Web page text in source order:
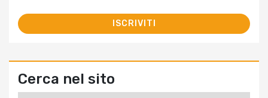
Cerca nel sito